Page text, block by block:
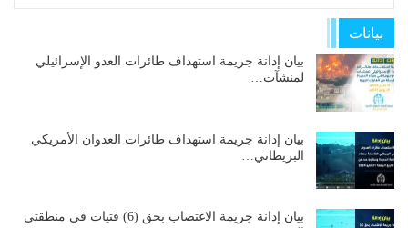
بيانات
بيان إدانة جريمة استهداف طائرات العدو الإسرائيلي
لمنشآت…
بيان إدانة جريمة استهداف طائرات العدوان الأمريكي
البريطاني…
بيان إدانة جريمة الاغتصاب بحق (6) فتيات في منطقتي